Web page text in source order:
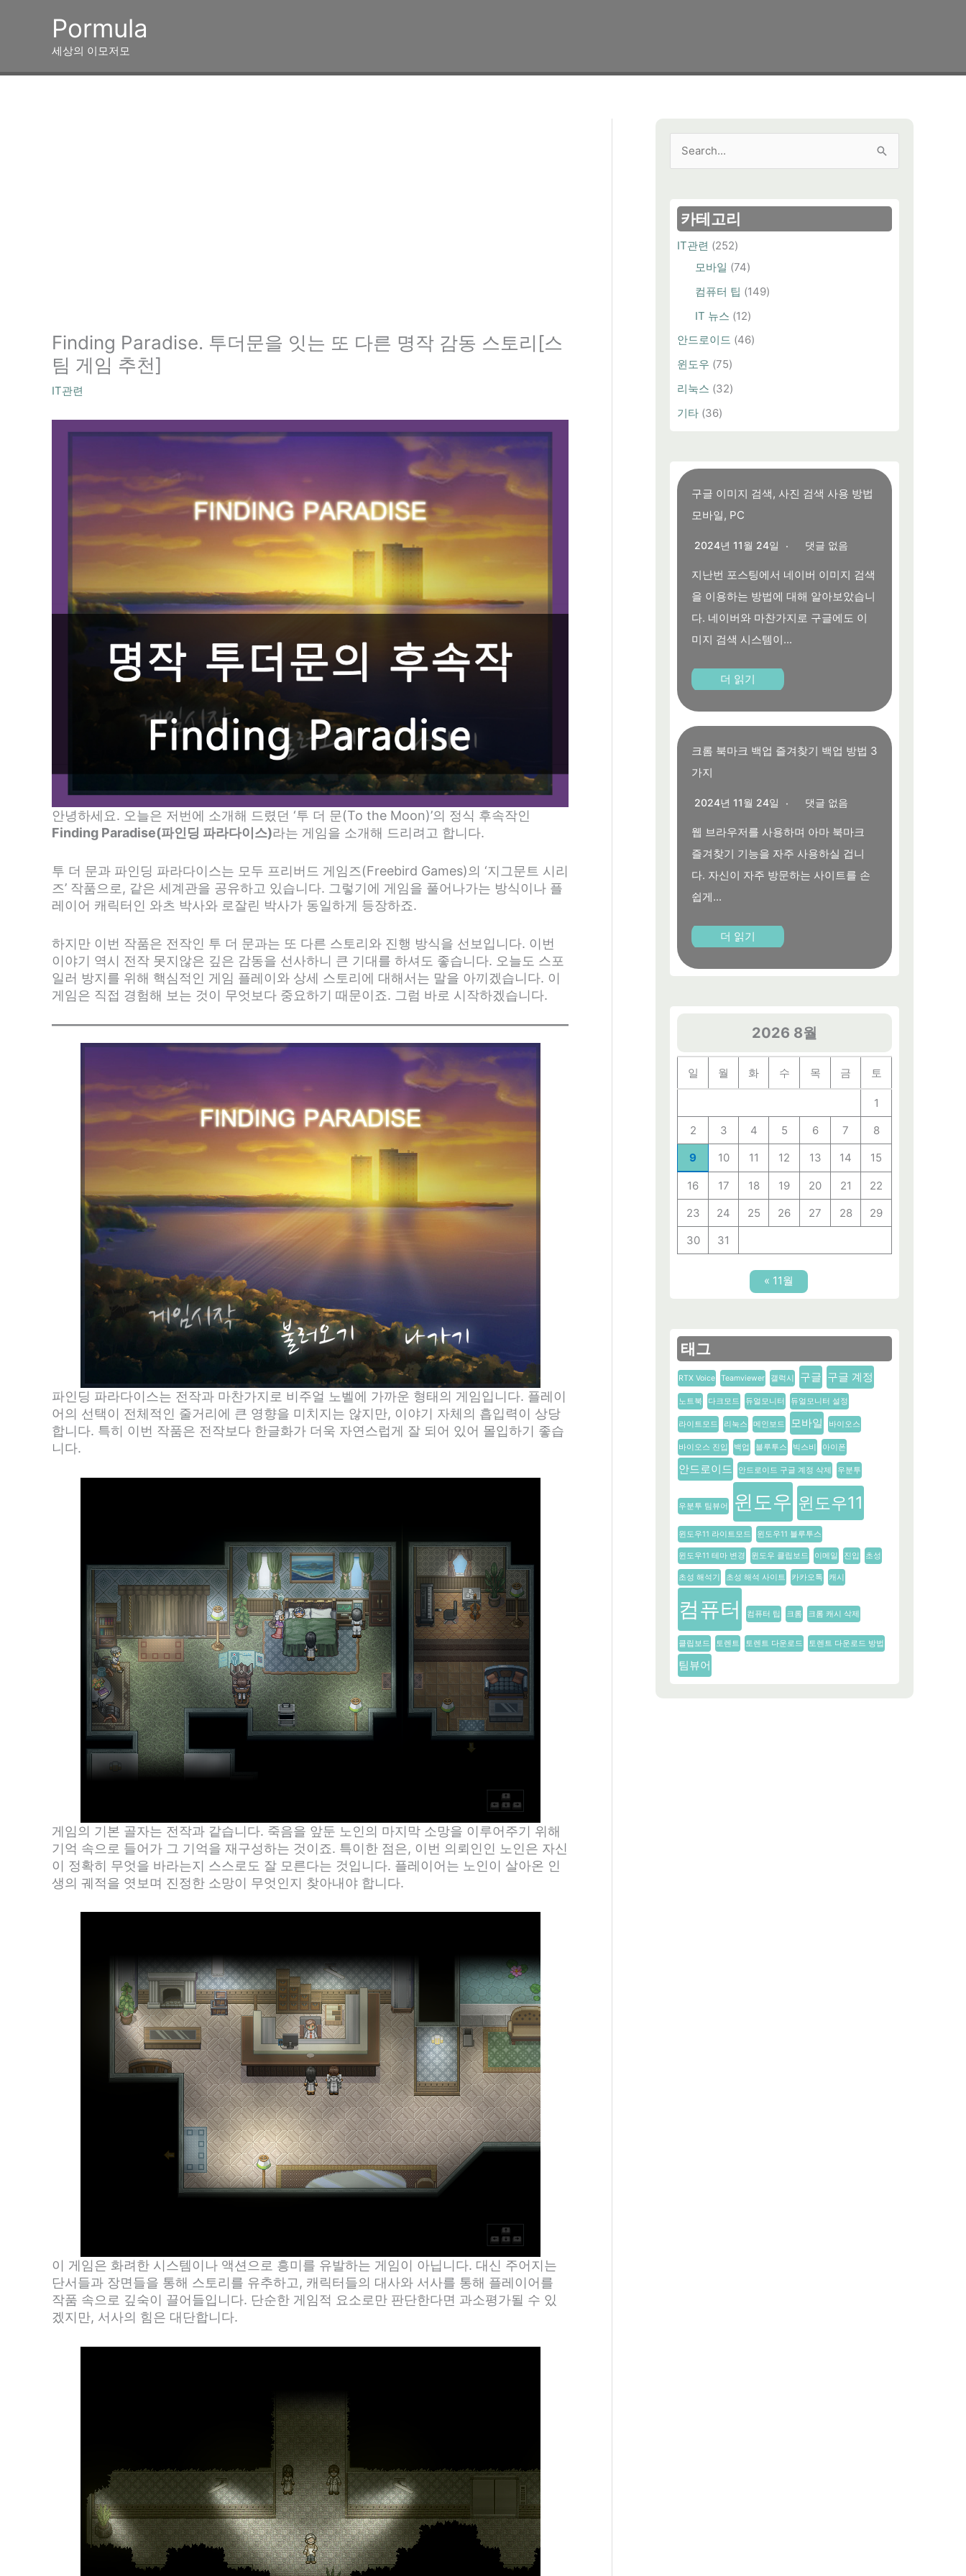
건
Pormula
세상의 이모저모
Finding Paradise. 투더문을 잇는 또 다른 명작 감동 스토리[스
팀 게임 추천]
IT관련
안녕하세요. 오늘은 저번에 소개해 드렸던 ‘투 더 문(To the Moon)’의 정식 후속작인
Finding Paradise(파인딩 파라다이스)라는 게임을 소개해 드리려고 합니다.
투 더 문과 파인딩 파라다이스는 모두 프리버드 게임즈(Freebird Games)의 ‘지그문트 시리
즈’ 작품으로, 같은 세계관을 공유하고 있습니다. 그렇기에 게임을 풀어나가는 방식이나 플
레이어 캐릭터인 와츠 박사와 로잘린 박사가 동일하게 등장하죠.
하지만 이번 작품은 전작인 투 더 문과는 또 다른 스토리와 진행 방식을 선보입니다. 이번
이야기 역시 전작 못지않은 깊은 감동을 선사하니 큰 기대를 하셔도 좋습니다. 오늘도 스포
일러 방지를 위해 핵심적인 게임 플레이와 상세 스토리에 대해서는 말을 아끼겠습니다. 이
게임은 직접 경험해 보는 것이 무엇보다 중요하기 때문이죠. 그럼 바로 시작하겠습니다.
파인딩 파라다이스는 전작과 마찬가지로 비주얼 노벨에 가까운 형태의 게임입니다. 플레이
어의 선택이 전체적인 줄거리에 큰 영향을 미치지는 않지만, 이야기 자체의 흡입력이 상당
합니다. 특히 이번 작품은 전작보다 한글화가 더욱 자연스럽게 잘 되어 있어 몰입하기 좋습
니다.
게임의 기본 골자는 전작과 같습니다. 죽음을 앞둔 노인의 마지막 소망을 이루어주기 위해
기억 속으로 들어가 그 기억을 재구성하는 것이죠. 특이한 점은, 이번 의뢰인인 노인은 자신
이 정확히 무엇을 바라는지 스스로도 잘 모른다는 것입니다. 플레이어는 노인이 살아온 인
생의 궤적을 엿보며 진정한 소망이 무엇인지 찾아내야 합니다.
이 게임은 화려한 시스템이나 액션으로 흥미를 유발하는 게임이 아닙니다. 대신 주어지는
단서들과 장면들을 통해 스토리를 유추하고, 캐릭터들의 대사와 서사를 통해 플레이어를
작품 속으로 깊숙이 끌어들입니다. 단순한 게임적 요소로만 판단한다면 과소평가될 수 있
겠지만, 서사의 힘은 대단합니다.
상
카테고리
IT관련 (252)
모바일 (74)
컴퓨터 팁 (149)
IT 뉴스 (12)
안드로이드 (46)
윈도우 (75)
리눅스 (32)
기타 (36)
구글 이미지 검색, 사진 검색 사용 방법
모바일, PC
2024년 11월 24일 댓글 없음
지난번 포스팅에서 네이버 이미지 검색
을 이용하는 방법에 대해 알아보았습니
다. 네이버와 마찬가지로 구글에도 이
미지 검색 시스템이...
더 읽기
크롬 북마크 백업 즐겨찾기 백업 방법 3
가지
2024년 11월 24일 댓글 없음
웹 브라우저를 사용하며 아마 북마크
즐겨찾기 기능을 자주 사용하실 겁니
다. 자신이 자주 방문하는 사이트를 손
쉽게...
더 읽기
2026 8월
일 월 화 수 목 금 토
1
2
3 4 5 6 7
8
9
10 11 12 13 14 15
16 17 18 19 20 21
22
23
24 25 26 27 28
29
30
31
« 11월
태그
RTX Voice Teamviewer 갤럭시 구글 구글 계정
노트북 다크모드 듀얼모니터 듀얼모니터 설정
라이트모드 리눅스 메인보드 모바일 바이오스
바이오스 진입 백업 블루투스 빅스비 아이폰
안드로이드 안드로이드 구글 계정 삭제 우분투
우분투 팀뷰어 윈도우 윈도우11
윈도우11 라이트모드 윈도우11 블루투스
윈도우11 테마 변경 윈도우 클립보드 이메일 진입 초성
초성 해석기 초성 해석 사이트 카카오톡 캐시
컴퓨터 컴퓨터 팁 크롬 크롬 캐시 삭제
클립보드 토렌트 토렌트 다운로드 토렌트 다운로드 방법
팀뷰어